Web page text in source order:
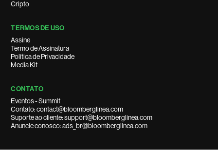
Cripto
TERMOS DE USO
Assine
Termo de Assinatura
Política de Privacidade
Media Kit
CONTATO
Eventos - Summit
Contato: contact@bloomberglinea.com
Suporte ao cliente: support@bloomberglinea.com
Anuncie conosco: ads_br@bloomberglinea.com